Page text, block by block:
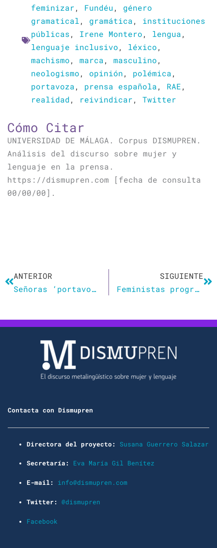
feminizar, Fundéu, género
gramatical, gramática, instituciones
públicas, Irene Montero, lengua,
lenguaje inclusivo, léxico,
machismo, marca, masculino,
neologismo, opinión, polémica,
portavoza, prensa española, RAE,
realidad, reivindicar, Twitter
Cómo Citar
UNIVERSIDAD DE MÁLAGA. Corpus DISMUPREN.
Análisis del discurso sobre mujer y
lenguaje en la prensa.
https://dismupren.com [fecha de consulta
00/00/00].
ANTERIOR
Señoras ‘portavozas’, esto no es igualdad
SIGUIENTE
Feministas progres y anglicanismos, depredadores del idioma
Contacta con Dismupren
Directora del proyecto: Susana Guerrero Salazar
Secretaría: Eva María Gil Benítez
E-mail: info@dismupren.com
Twitter: @dismupren
Facebook